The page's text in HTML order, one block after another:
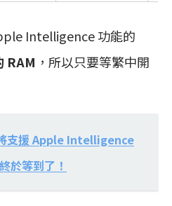
Intelligence 功能的
RAM ，所以只要等繁中開
支援 Apple Intelligence
於等到了！